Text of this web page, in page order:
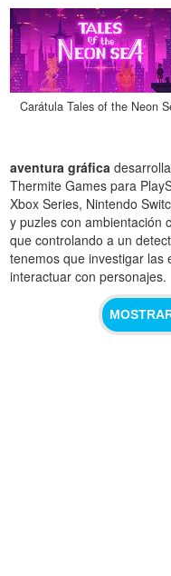
Carátula Tales of the Neon
aventura gráfica
Thermite Games para
Xbox Series, Nintendo
y puzles con ambientación
que controlando a un
tenemos que investigar las
interactuar con personajes.